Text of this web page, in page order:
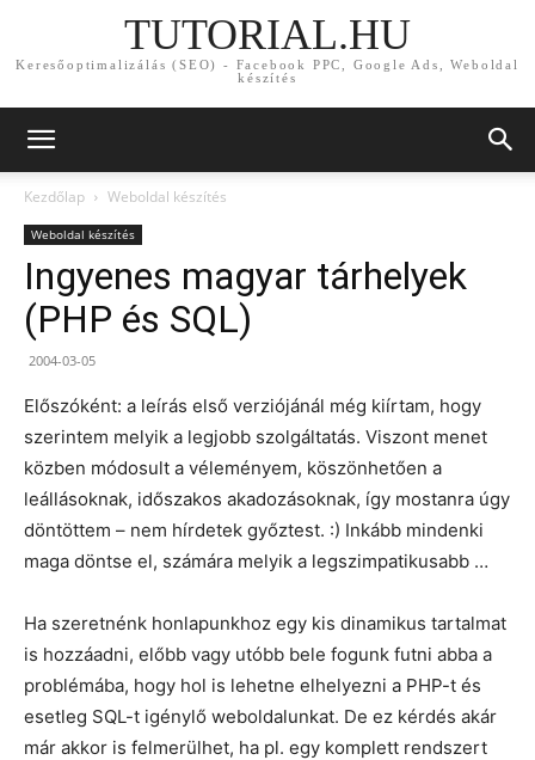
TUTORIAL.HU
Keresőoptimalizálás (SEO) - Facebook PPC, Google Ads, Weboldal
készítés
Kezdőlap Weboldal készítés
Weboldal készítés
Ingyenes magyar tárhelyek
(PHP és SQL)
2004-03-05
Előszóként: a leírás első verziójánál még kiírtam, hogy
szerintem melyik a legjobb szolgáltatás. Viszont menet
közben módosult a véleményem, köszönhetően a
leállásoknak, időszakos akadozásoknak, így mostanra úgy
döntöttem – nem hírdetek győztest. :) Inkább mindenki
maga döntse el, számára melyik a legszimpatikusabb …
Ha szeretnénk honlapunkhoz egy kis dinamikus tartalmat
is hozzáadni, előbb vagy utóbb bele fogunk futni abba a
problémába, hogy hol is lehetne elhelyezni a PHP-t és
esetleg SQL-t igénylő weboldalunkat. De ez kérdés akár
már akkor is felmerülhet, ha pl. egy komplett rendszert